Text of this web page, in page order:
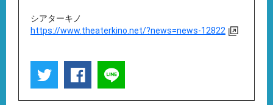
シアターキノ
https://www.theaterkino.net/?news=news-12822